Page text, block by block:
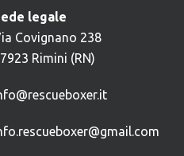
legale
Covignano 238
Rimini (RN)